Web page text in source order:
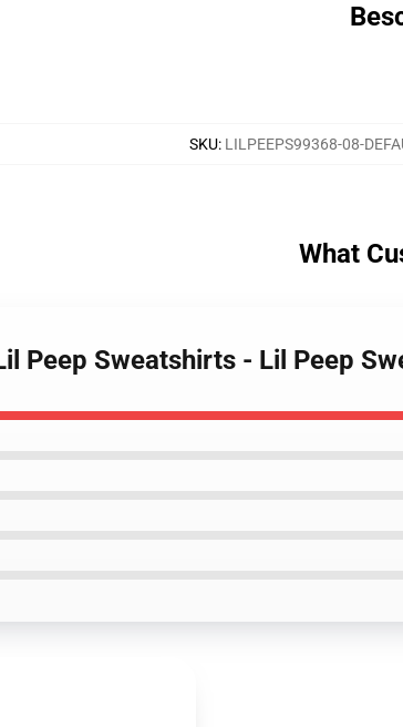
SKU: LILPEEPS99368-08-
What
Peep Sweatshirts - Lil Peep